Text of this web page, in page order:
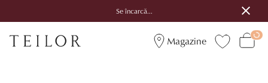
Se încarcă...
Magazine